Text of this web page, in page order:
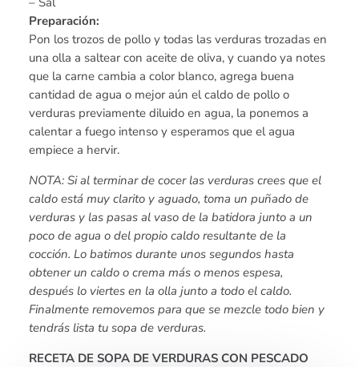
Preparación:
Pon los trozos de pollo y todas las verduras trozadas en
una olla a saltear con aceite de oliva, y cuando ya notes
que la carne cambia a color blanco, agrega buena
cantidad de agua o mejor aún el caldo de pollo o
verduras previamente diluido en agua, la ponemos a
calentar a fuego intenso y esperamos que el agua
empiece a hervir.
NOTA: Si al terminar de cocer las verduras crees que el
caldo está muy clarito y aguado, toma un puñado de
verduras y las pasas al vaso de la batidora junto a un
poco de agua o del propio caldo resultante de la
cocción. Lo batimos durante unos segundos hasta
obtener un caldo o crema más o menos espesa,
después lo viertes en la olla junto a todo el caldo.
Finalmente removemos para que se mezcle todo bien y
tendrás lista tu sopa de verduras.
RECETA DE SOPA DE VERDURAS CON PESCADO